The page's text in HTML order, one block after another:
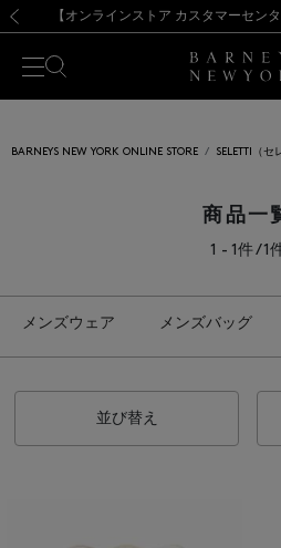
【夏季休業に伴う出荷一時停止
熊本県を中心とした地震の影響によ
【開催中】SUMMER SALEの
【夏季休業に伴う出荷一時停止
BARNEYS NEW YORK ONLINE STORE SELETTI（セ
商品一
1 - 1件 / 1
メンズウェア メンズバッグ
並び替え